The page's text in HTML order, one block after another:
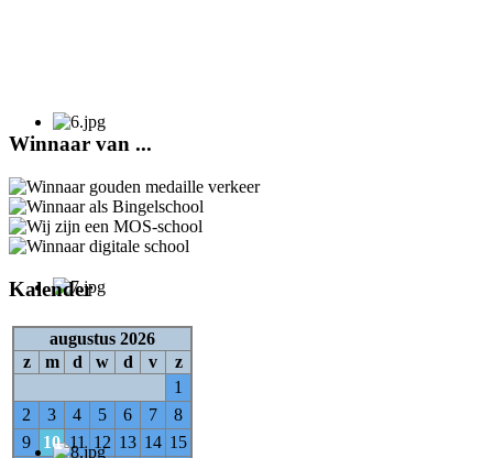
Winnaar van ...
Kalender
augustus 2026
z
m d w d v
z
1
2
3 4 5 6 7
8
9
10 11 12 13 14 15